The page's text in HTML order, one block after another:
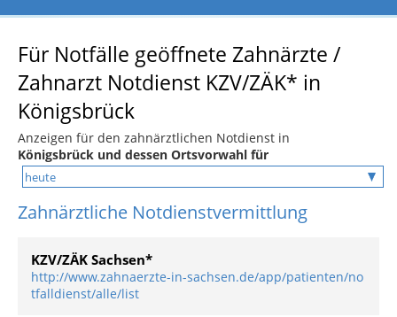
Für Notfälle geöffnete Zahnärzte /
Zahnarzt Notdienst KZV/ZÄK* in
Königsbrück
Anzeigen für den zahnärztlichen Notdienst in
Königsbrück und dessen Ortsvorwahl für
Zahnärztliche Notdienstvermittlung
KZV/ZÄK Sachsen*
http://www.zahnaerzte-in-sachsen.de/app/patienten/no
tfalldienst/alle/list